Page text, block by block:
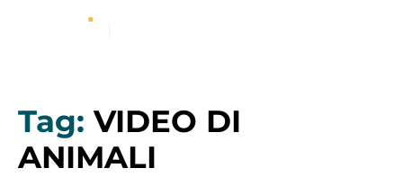
Tag:VIDEO DI
ANIMALI